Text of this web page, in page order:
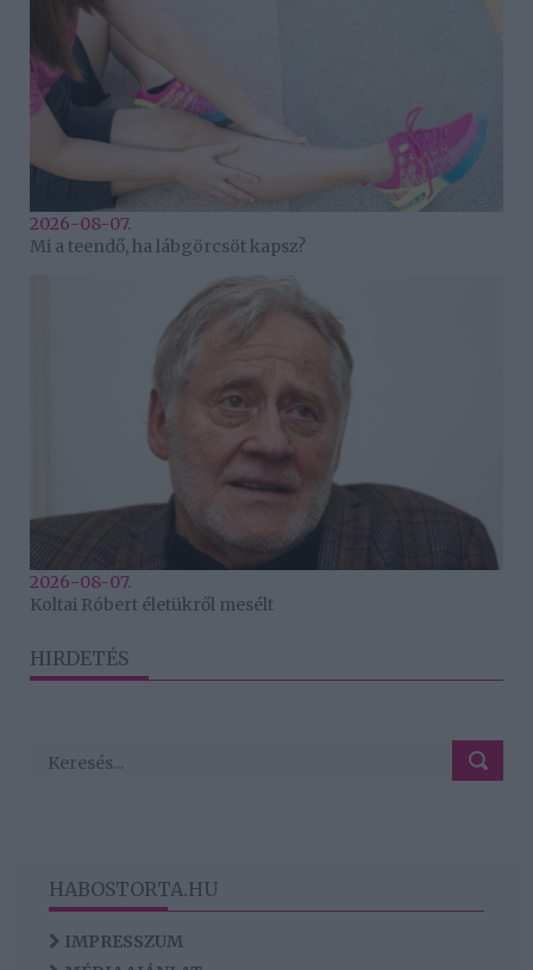
2026-08-07.
Mi a teendő, ha lábgörcsöt kapsz?
2026-08-07.
Koltai Róbert életükről mesélt
HIRDETÉS
HABOSTORTA.HU
IMPRESSZUM